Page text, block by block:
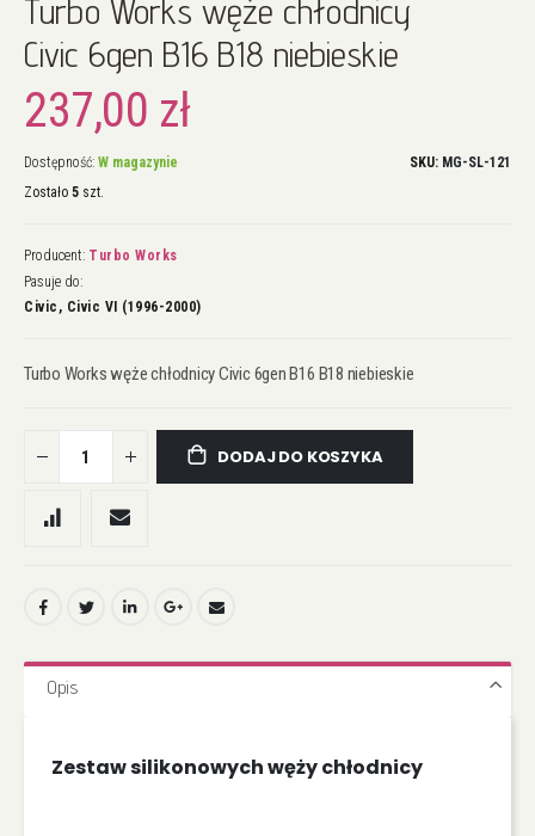
początek
galerii
Turbo Works węże chłodnicy
Civic 6gen B16 B18 niebieskie
237,00 zł
Dostępność: W magazynie
Zostało 5 szt.
SKU MG-SL-121
Producent: Turbo Works
Pasuje do:
Civic, Civic VI (1996-2000)
Turbo Works węże chłodnicy Civic 6gen B16 B18 niebieskie
DODAJ DO KOSZYKA
Opis
Zestaw silikonowych węży chłodnicy